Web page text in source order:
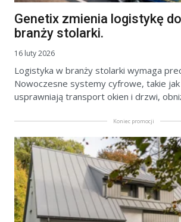
Genetix zmienia logistykę
branży stolarki.
16 luty 2026
Logistyka w branży stolarki wymaga
Nowoczesne systemy cyfrowe, takie
usprawniają transport okien i drzwi,
Koniec promocji